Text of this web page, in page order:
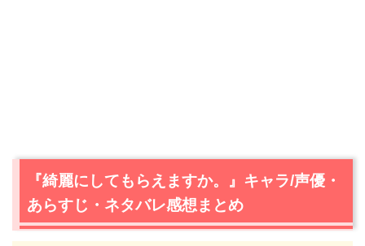
『綺麗にしてもらえますか。』キャラ/声優・
あらすじ・ネタバレ感想まとめ